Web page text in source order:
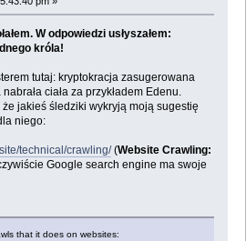
W odpowiedzi usłyszałem:
króla!
tutaj: kryptokracja zasugerowana
ciała za przykładem Edenu.
jakieś śledziki wykryją moją sugestię
niego:
technical/crawling/(Website Crawling:
Google search engine ma swoje
that it does on websites: